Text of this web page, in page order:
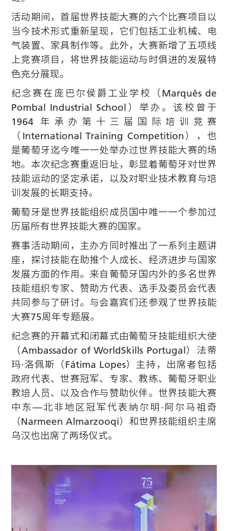
活动期间，首届世界技能大赛的六个比赛项目以
当今技术形式重新呈现，它们包括工业机械、电
气装置、家具制作等。此外，大赛新增了五项线
上竞赛项目，将世界技能运动与时俱进的发展特
色充分展现。
纪念赛在庞巴尔侯爵工业学校（Marquês de
Pombal Industrial School）举办。该校曾于
1964 年承办第十三届国际培训竞赛
（International Training Competition），也
是葡萄牙迄今唯一一处举办过世界技能大赛的场
地。本次纪念赛重返旧址，彰显着葡萄牙对世界
技能运动的坚定承诺，以及对职业技术教育与培
训发展的长期支持。
葡萄牙是世界技能组织成员国中唯一一个参加过
历届所有世界技能大赛的国家。
赛事活动期间，主办方同时推出了一系列主题讲
座，探讨技能在助推个人成长、经济进步与国家
发展方面的作用。来自葡萄牙国内外的多名世界
技能组织专家、赞助方代表、选手及委员会代表
共同参与了研讨。与会嘉宾们还参观了世界技能
大赛75周年专题展。
纪念赛的开幕式和闭幕式由葡萄牙技能组织大使
（Ambassador of WorldSkills Portugal）法蒂
玛·洛佩斯（Fátima Lopes）主持，出席者包括
政府代表、世赛冠军、专家、教练、葡萄牙职业
教培人员、以及合作与赞助伙伴。世界技能大赛
中东—北非地区冠军代表纳尔明·阿尔马祖奇
（Narmeen Almarzooqi）和世界技能组织主席
乌汉也出席了两场仪式。